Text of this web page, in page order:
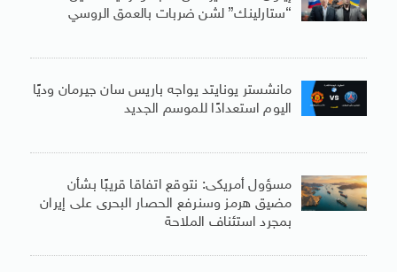
“ستارلينك” لشن ضربات بالعمق الروسي
مانشستر يونايتد يواجه باريس سان جيرمان وديًا
اليوم استعدادًا للموسم الجديد
مسؤول أمريكى: نتوقع اتفاقا قريبًا بشأن
مضيق هرمز وسنرفع الحصار البحرى على إيران
بمجرد استئناف الملاحة